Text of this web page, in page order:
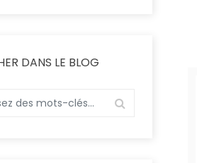
DANS LE BLOG